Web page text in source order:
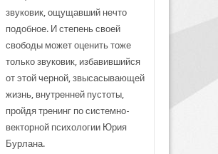
звуковик, ощущавший нечто
подобное. И степень своей
свободы может оценить тоже
только звуковик, избавившийся
от этой черной, звысасывающей
жизнь, внутренней пустоты,
пройдя тренинг по системно-
векторной психологии Юрия
Бурлана.